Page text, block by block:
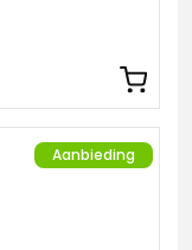
Aanbieding